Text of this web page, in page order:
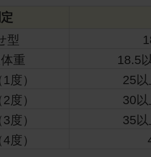
型
重
18.5
度）
25
度）
30
度）
35
度）